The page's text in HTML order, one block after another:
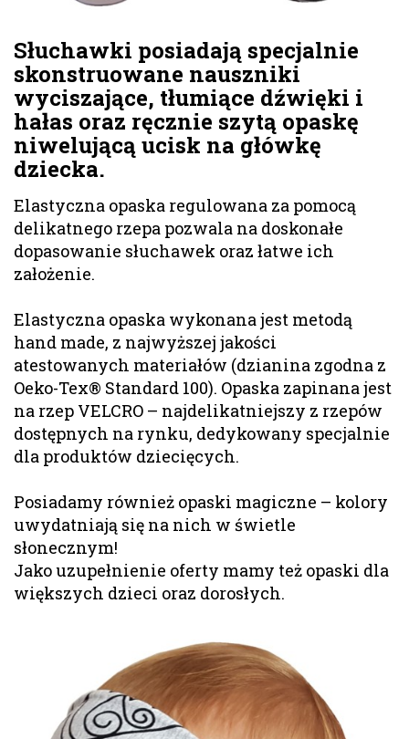
Słuchawki posiadają specjalnie
skonstruowane nauszniki
wyciszające, tłumiące dźwięki i
hałas oraz ręcznie szytą opaskę
niwelującą ucisk na główkę
dziecka.
Elastyczna opaska regulowana za pomocą
delikatnego rzepa pozwala na doskonałe
dopasowanie słuchawek oraz łatwe ich
założenie.
Elastyczna opaska wykonana jest metodą
hand made, z najwyższej jakości
atestowanych materiałów (dzianina zgodna z
Oeko-Tex® Standard 100). Opaska zapinana jest
na rzep VELCRO – najdelikatniejszy z rzepów
dostępnych na rynku, dedykowany specjalnie
dla produktów dziecięcych.
Posiadamy również opaski magiczne – kolory
uwydatniają się na nich w świetle
słonecznym!
Jako uzupełnienie oferty mamy też opaski dla
większych dzieci oraz dorosłych.